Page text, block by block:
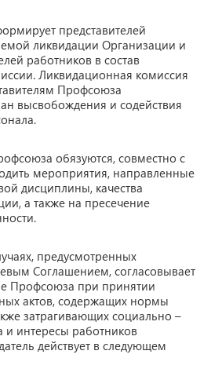
представителей
ликвидации Организации и
работников в состав
Ликвидационная комиссия
Профсоюза
высвобождения и содействия
обязуются, совместно с
мероприятия, направленные
дисциплины, качества
а также на пресечение
предусмотренных
Соглашением, согласовывает
Профсоюза при принятии
актов, содержащих нормы
затрагивающих социально –
и интересы работников
действует в следующем